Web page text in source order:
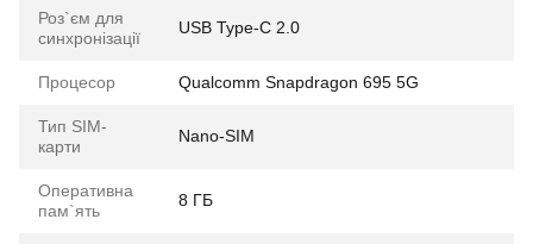
Роз`єм для
синхронізації
USB Type-C 2.0
Процесор Qualcomm Snapdragon 695 5G
Тип SIM-
карти
Nano-SIM
Оперативна
пам`ять
8 ГБ